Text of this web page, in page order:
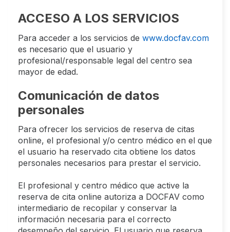
ACCESO A LOS SERVICIOS
Para acceder a los servicios de www.docfav.com
es necesario que el usuario y
profesional/responsable legal del centro sea
mayor de edad.
Comunicación de datos
personales
Para ofrecer los servicios de reserva de citas
online, el profesional y/o centro médico en el que
el usuario ha reservado cita obtiene los datos
personales necesarios para prestar el servicio.
El profesional y centro médico que active la
reserva de cita online autoriza a DOCFAV como
intermediario de recopilar y conservar la
información necesaria para el correcto